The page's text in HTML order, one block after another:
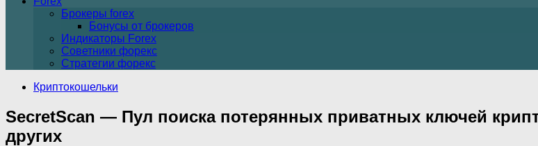
Брокеры forex
Бонусы от брокеров
Индикаторы Forex
Советники форекс
Стратегии форекс
Криптокошельки
SecretScan — Пул поиска потерянных приватных ключей
других